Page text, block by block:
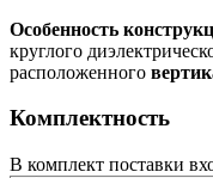
Особенность
круглого
расположенного
Комплектность
В комплект поставки